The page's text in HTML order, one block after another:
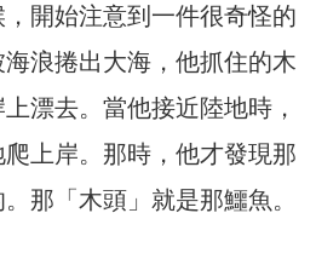
開始注意到一件很奇怪的
浪捲出大海，他抓住的木
漂去。當他接近陸地時，
上岸。那時，他才發現那
那「木頭」就是那鱷魚。